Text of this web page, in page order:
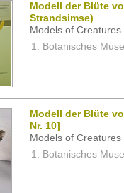
Modell der Blüte
Strandsimse)
Models of
Botanisches
Modell der Blüte
Nr. 10]
Models of
Botanisches